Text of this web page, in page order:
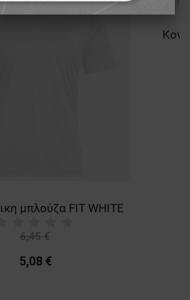
μπλούζα FIT WHITE
6,45 €
5,08 €
ΑΠΑΡΑΊΤΗΤΑ